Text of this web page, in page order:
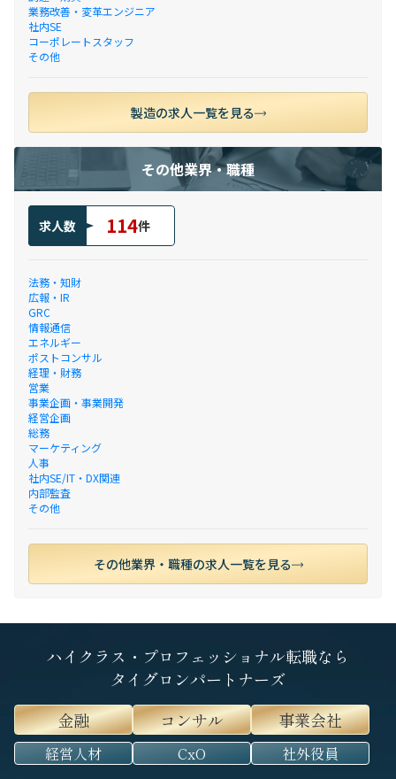
業務改善・変革エンジニア
社内SE
コーポレートスタッフ
その他
製造の求人一覧を見る
その他業界・職種
求人数 114件
法務・知財
広報・IR
GRC
情報通信
エネルギー
ポストコンサル
経理・財務
営業
事業企画・事業開発
経営企画
総務
マーケティング
人事
社内SE/IT・DX関連
内部監査
その他
その他業界・職種の求人一覧を見る
ハイクラス・プロフェッショナル転職なら
タイグロンパートナーズ
金融
コンサル 事業会社
経営人材 CxO 社外役員